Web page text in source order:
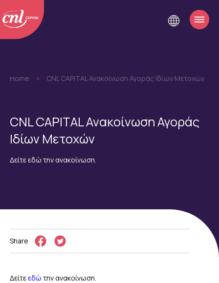
Home > CNL CAPITAL Ανακοίνωση Αγοράς Ιδίων Μετοχών
CNL CAPITAL Ανακοίνωση Αγοράς
Ιδίων Μετοχών
Δείτε εδώ την ανακοίνωση.
Share
Δείτεεδώ την ανακοίνωση.